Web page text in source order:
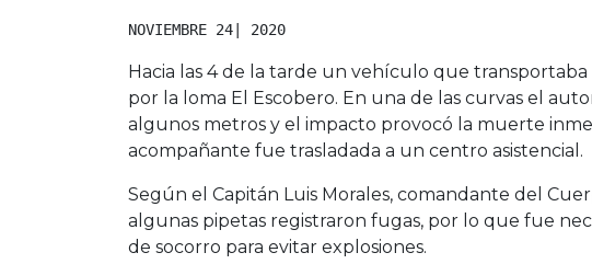
NOVIEMBRE 24| 2020
Hacia las 4 de la tarde un vehículo que transportaba
por la loma El Escobero. En una de las curvas el
algunos metros y el impacto provocó la muerte
acompañante fue trasladada a un centro asistencial.
Según el Capitán Luis Morales, comandante del
algunas pipetas registraron fugas, por lo que fue
de socorro para evitar explosiones.